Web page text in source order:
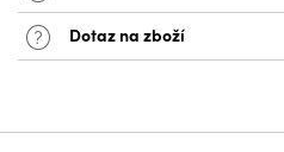
Dotaz na zboží